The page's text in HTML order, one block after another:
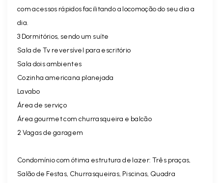
com acessos rápidos facilitando a locomoção do seu dia a
dia.
3 Dormitórios, sendo um suíte
Sala de Tv reversível para escritório
Sala dois ambientes
Cozinha americana planejada
Lavabo
Área de serviço
Área gourmet com churrasqueira e balcão
2 Vagas de garagem
Condomínio com ótima estrutura de lazer: Três praças,
Salão de Festas, Churrasqueiras, Piscinas, Quadra